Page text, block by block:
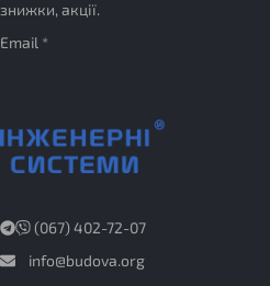
знижки, акції.
Email *
(067) 402-72-07
info@budova.org